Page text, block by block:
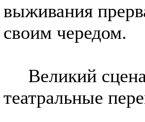
выживания
своим чередом.
Великий
театральные